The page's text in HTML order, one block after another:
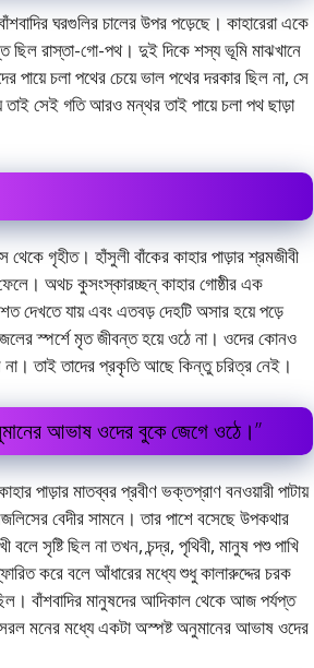
ঘরগুলির চালের উপর পড়েছে। কাহারেরা একে
ছিল রাস্তা-গাে-পথ। দুই দিকে শস্য ভূমি মাঝখানে
পায়ে চলা পথের চেয়ে ভাল পথের দরকার ছিল না, সে
তাই সেই গতি আরও মন্থর তাই পায়ে চলা পথ ছাড়া
থেকে গৃহীত। হাঁসুলী বাঁকের কাহার পাড়ার শ্রমজীবী
অথচ কুসংস্কারচ্ছন্ কাহার গােষ্ঠীর এক
দেখতে যায় এবং এতবড় দেহটি অসার হয়ে পড়ে
জলের স্পর্শে মৃত জীবন্ত হয়ে ওঠে না। ওদের কোনও
না। তাই তাদের প্রকৃতি আছে কিন্তু চরিত্র নেই।
আভাষ ওদের বুকে জেগে ওঠে।”
পাড়ার মাতব্বর প্রবীণ ভক্তপ্রাণ বনওয়ারী পাটায়
বেদীর সামনে। তার পাশে বসেছে উপকথার
সৃষ্টি ছিল না তখন, চন্দ্র, পৃথিবী, মানুষ পশু পাখি
করে বলে আঁধারের মধ্যে শুধু কালারুদ্দের চরক
বাঁশবাদির মানুষদের আদিকাল থেকে আজ পর্যপ্ত
মনের মধ্যে একটা অস্পষ্ট অনুমানের আভাষ ওদের